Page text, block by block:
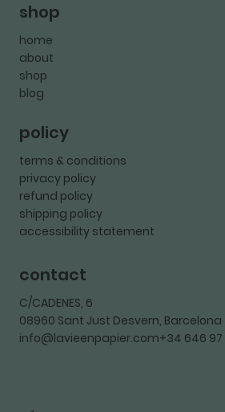
shop
home
about
shop
blog
policy
terms & conditions
privacy policy
refund policy
shipping policy
accessibility statement
contact
C/CADENES, 6
08960 Sant Just Desvern, Barcelona
info@lavieenpapier.com+34 646 97